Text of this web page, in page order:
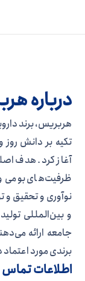
درباره
تکیه بر دانش
آغاز کرد. هدف
ظرفیت‌های بومی
نوآوری و تحقیق و
و بین‌المللی
جامعه ارائه
برندی مورد
اطلاعات تماس